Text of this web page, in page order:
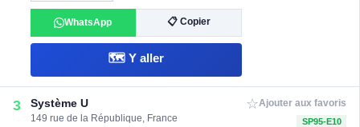
WhatsApp 📋 Copier
🗺️ Y aller
3 Système U
149 rue de la République, France
☆Ajouter aux favoris
SP95-E10